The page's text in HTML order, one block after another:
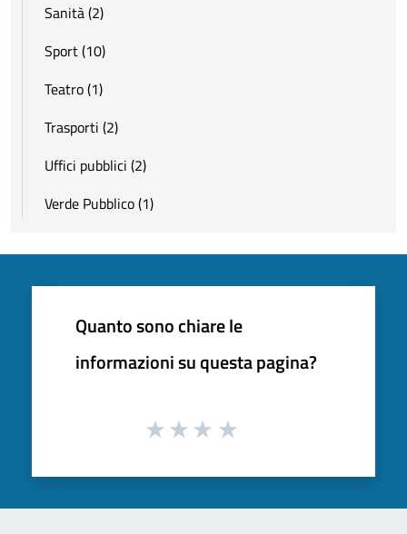
Sanità (2)
Sport (10)
Teatro (1)
Trasporti (2)
Uffici pubblici (2)
Verde Pubblico (1)
Quanto sono chiare le
informazioni su questa pagina?